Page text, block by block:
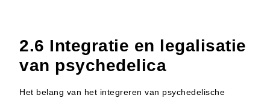
2.6 Integratie en legalisatie
van psychedelica
Het belang van het integreren van psychedelische